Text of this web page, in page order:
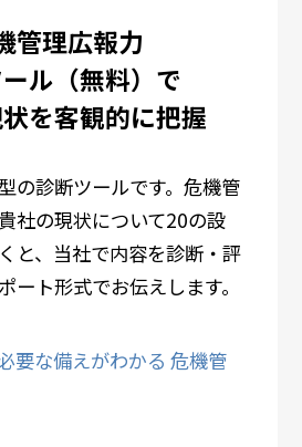
管理広報力
ル（無料）で
を客観的に把握
の診断ツールです。危機管
社の現状について20の設
と、当社で内容を診断・評
ート形式でお伝えします。